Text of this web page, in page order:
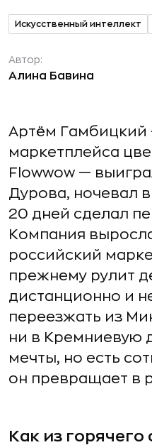
Искусственный интеллект
Автор:
Алина Бавина
Артём Гамбицкий
маркетплейса
Flowwow —
Дурова, ночевал
20 дней сделал
Компания
российский
прежнему рулит
дистанционно и
переезжать из
ни в Кремниевую
мечты, но есть
он превращает в
Как из горячего